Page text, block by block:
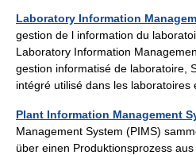
Laboratory Information
gestion de l information du
Laboratory Information
gestion informatisé de laboratoire,
intégré utilisé dans les
Plant Information Management
Management System (PIMS)
über einen Produktionsprozess